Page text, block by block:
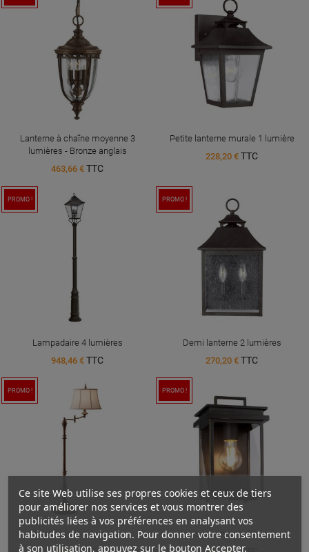
Lanterne à chaîne moyenne 3
lumières - Bronze anglais
463,66 € TTC
Petite lanterne murale 1 lumière
228,20 € TTC
PROMO !
Lampadaire 4 lumières
948,46 € TTC
PROMO !
Demi lanterne 2 lumières
270,20 € TTC
PROMO !
Lampadaire 1 lumière
PROMO !
Lanterne murale 1 lumière
Ce site Web utilise ses propres cookies et ceux de tiers
pour améliorer nos services et vous montrer des
publicités liées à vos préférences en analysant vos
habitudes de navigation. Pour donner votre consentement
à son utilisation, appuyez sur le bouton Accepter.